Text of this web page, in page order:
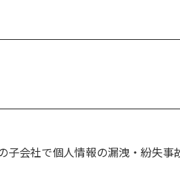
子会社で個人情報の漏洩・紛失事